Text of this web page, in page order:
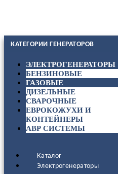
КАТЕГОРИИ ГЕНЕРАТОРОВ
ЭЛЕКТРОГЕНЕРАТОРЫ
БЕНЗИНОВЫЕ
ГАЗОВЫЕ
ДИЗЕЛЬНЫЕ
СВАРОЧНЫЕ
ЕВРОКОЖУХИ И
КОНТЕЙНЕРЫ
АВР СИСТЕМЫ
Каталог
Электрогенераторы